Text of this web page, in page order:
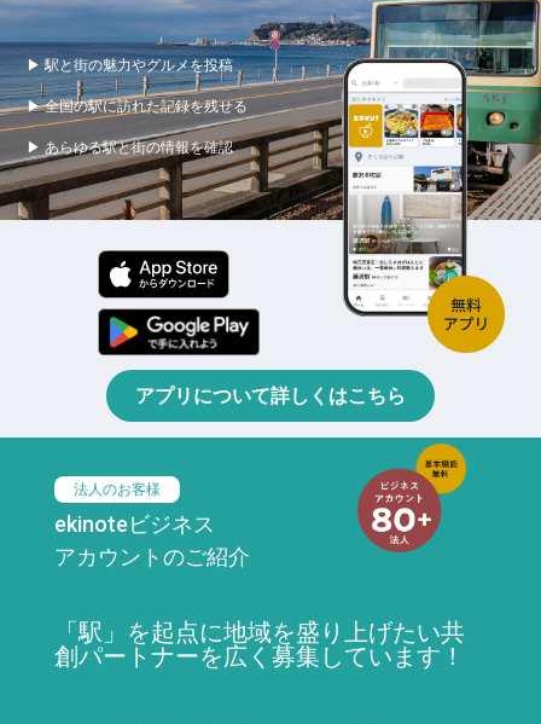
▶ 駅と街の魅力やグルメを投稿
▶ 全国の駅に訪れた記録を残せる
▶ あらゆる駅と街の情報を確認
アプリについて詳しくはこちら
法人のお客様
ekinoteビジネス
アカウントのご紹介
「駅」を起点に地域を盛り上げたい共
創パートナーを広く募集しています！